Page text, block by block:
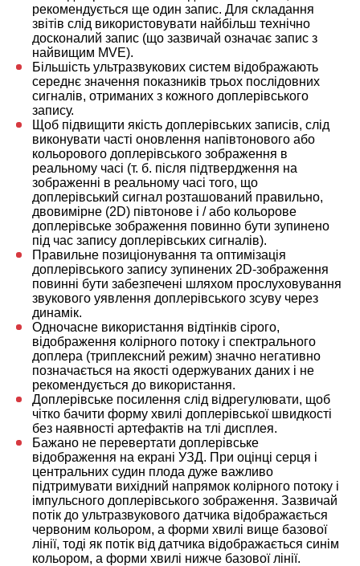
рекомендується ще один запис. Для складання
звітів слід використовувати найбільш технічно
досконалий запис (що зазвичай означає запис з
найвищим MVE).
Більшість ультразвукових систем відображають
середнє значення показників трьох послідовних
сигналів, отриманих з кожного доплерівського
запису.
Щоб підвищити якість доплерівських записів, слід
виконувати часті оновлення напівтонового або
кольорового доплерівського зображення в
реальному часі (т. б. після підтвердження на
зображенні в реальному часі того, що
доплерівський сигнал розташований правильно,
двовимірне (2D) півтонове і / або кольорове
доплерівське зображення повинно бути зупинено
під час запису доплерівських сигналів).
Правильне позиціонування та оптимізація
доплерівського запису зупинених 2D-зображення
повинні бути забезпечені шляхом прослуховування
звукового уявлення доплерівського зсуву через
динамік.
Одночасне використання відтінків сірого,
відображення колірного потоку і спектрального
доплера (триплексний режим) значно негативно
позначається на якості одержуваних даних і не
рекомендується до використання.
Доплерівське посилення слід відрегулювати, щоб
чітко бачити форму хвилі доплерівської швидкості
без наявності артефактів на тлі дисплея.
Бажано не перевертати доплерівське
відображення на екрані УЗД. При оцінці серця і
центральних судин плода дуже важливо
підтримувати вихідний напрямок колірного потоку і
імпульсного доплерівського зображення. Зазвичай
потік до ультразвукового датчика відображається
червоним кольором, а форми хвилі вище базової
лінії, тоді як потік від датчика відображається синім
кольором, а форми хвилі нижче базової лінії.